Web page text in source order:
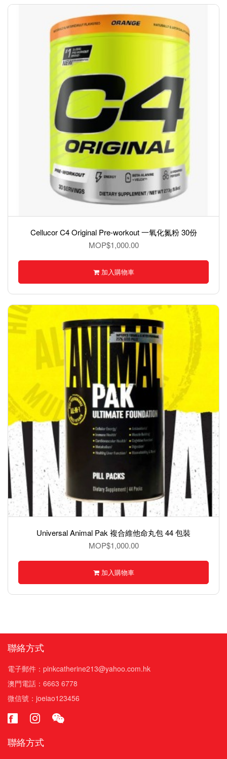
Cellucor C4 Original Pre-workout 一氧化氮粉 30份
MOP$1,000.00
加入購物車
Universal Animal Pak 複合維他命丸包 44 包裝
MOP$1,000.00
加入購物車
聯絡方式
電子郵件：pinkcatherine213@yahoo.com.hk
澳門電話：6663 6778
微信號：joeiao123456
聯絡方式